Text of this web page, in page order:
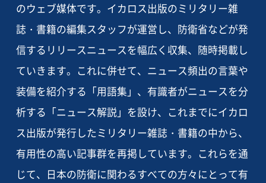
のウェブ媒体です。イカロス出版のミリタリー雑
誌・書籍の編集スタッフが運営し、防衛省などが発
信するリリースニュースを幅広く収集、随時掲載し
ていきます。これに併せて、ニュース頻出の言葉や
装備を紹介する「用語集」、有識者がニュースを分
析する「ニュース解説」を設け、これまでにイカロ
ス出版が発行したミリタリー雑誌・書籍の中から、
有用性の高い記事群を再掲しています。これらを通
じて、日本の防衛に関わるすべての方々にとって有